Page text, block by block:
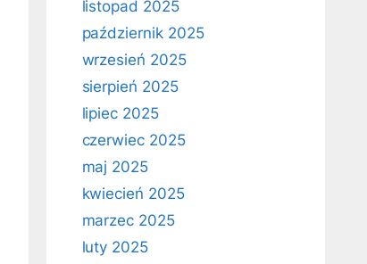
listopad 2025
październik 2025
wrzesień 2025
sierpień 2025
lipiec 2025
czerwiec 2025
maj 2025
kwiecień 2025
marzec 2025
luty 2025